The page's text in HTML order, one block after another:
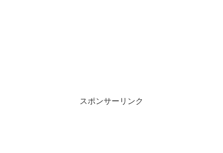
スポンサーリンク